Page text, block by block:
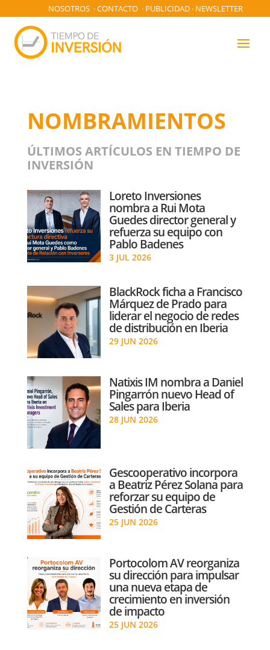
NOSOTROS ·CONTACTO · PUBLICIDAD · NEWSLETTER
NOMBRAMIENTOS
ÚLTIMOS ARTÍCULOS EN TIEMPO DE
INVERSIÓN
Loreto Inversiones
nombra a Rui Mota
Guedes director general y
refuerza su equipo con
Pablo Badenes
3 JUL 2026
BlackRock ficha a Francisco
Márquez de Prado para
liderar el negocio de redes
de distribución en Iberia
29 JUN 2026
Natixis IM nombra a Daniel
Pingarrón nuevo Head of
Sales para Iberia
28 JUN 2026
Gescooperativo incorpora
a Beatriz Pérez Solana para
reforzar su equipo de
Gestión de Carteras
25 JUN 2026
Portocolom AV reorganiza
su dirección para impulsar
una nueva etapa de
crecimiento en inversión
de impacto
25 JUN 2026